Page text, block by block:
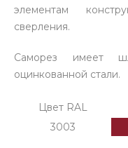
элементам
сверления.
Саморез имеет
оцинкованной стали.
Цвет RAL
3003